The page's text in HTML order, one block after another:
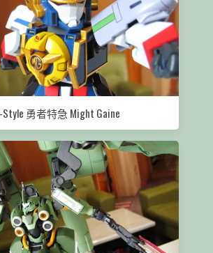
Style 勇者特急 Might Gaine